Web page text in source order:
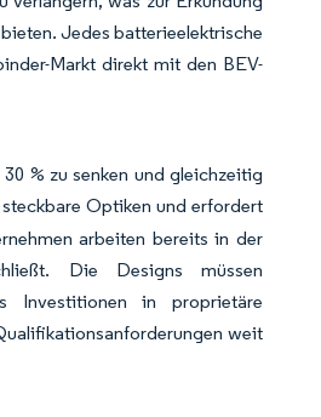
Jedes batterieelektrische
Markt direkt mit den BEV-
% zu senken und gleichzeitig
Optiken und erfordert
arbeiten bereits in der
Die Designs müssen
Investitionen in proprietäre
weit